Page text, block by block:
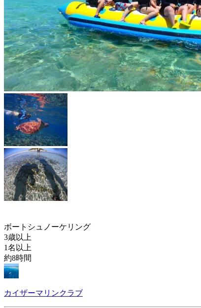
ボートシュノーケリング
3歳以上
1名以上
約8時間
カイザーマリンクラブ